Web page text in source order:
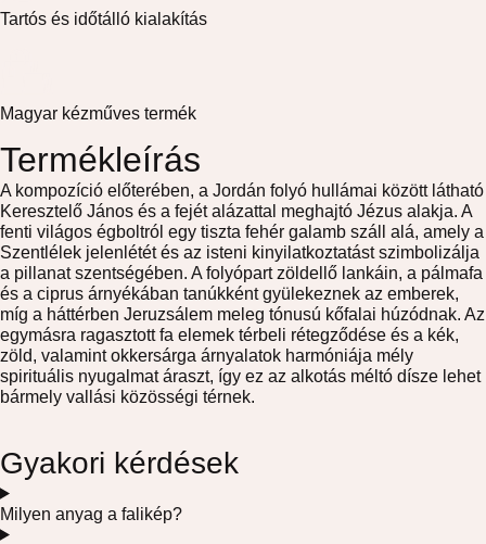
Tartós és időtálló kialakítás
Magyar kézműves termék
Termékleírás
A kompozíció előterében, a Jordán folyó hullámai között látható
Keresztelő János és a fejét alázattal meghajtó Jézus alakja. A
fenti világos égboltról egy tiszta fehér galamb száll alá, amely a
Szentlélek jelenlétét és az isteni kinyilatkoztatást szimbolizálja
a pillanat szentségében. A folyópart zöldellő lankáin, a pálmafa
és a ciprus árnyékában tanúkként gyülekeznek az emberek,
míg a háttérben Jeruzsálem meleg tónusú kőfalai húzódnak. Az
egymásra ragasztott fa elemek térbeli rétegződése és a kék,
zöld, valamint okkersárga árnyalatok harmóniája mély
spirituális nyugalmat áraszt, így ez az alkotás méltó dísze lehet
bármely vallási közösségi térnek.
Gyakori kérdések
Milyen anyag a falikép?